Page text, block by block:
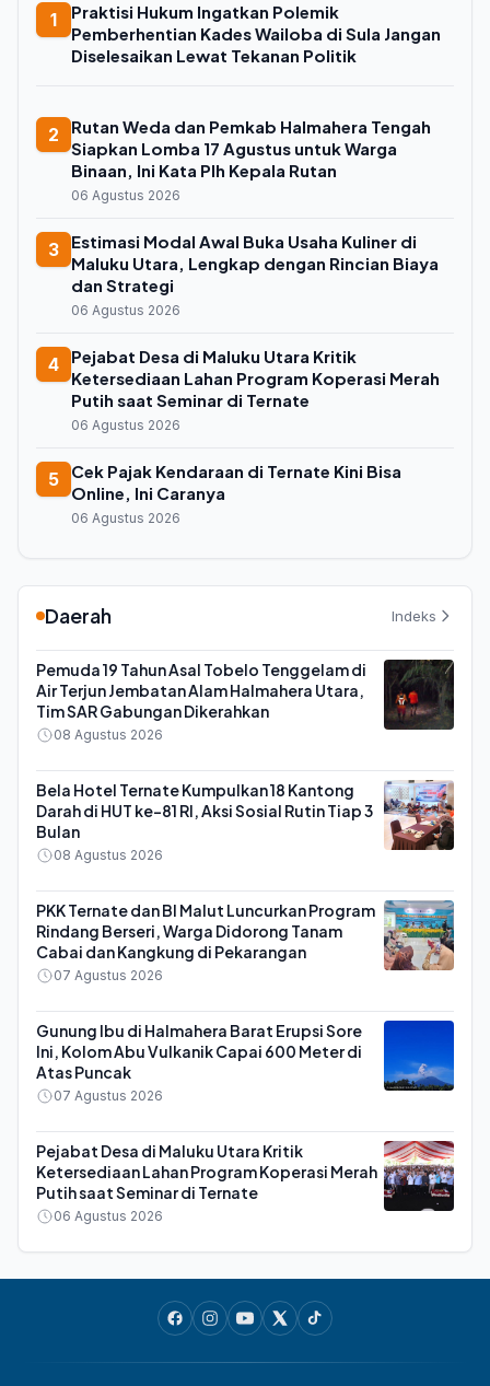
1
Praktisi Hukum Ingatkan Polemik
Pemberhentian Kades Wailoba di Sula Jangan
Diselesaikan Lewat Tekanan Politik
2
Rutan Weda dan Pemkab Halmahera Tengah
Siapkan Lomba 17 Agustus untuk Warga
Binaan, Ini Kata Plh Kepala Rutan
06 Agustus 2026
3
Estimasi Modal Awal Buka Usaha Kuliner di
Maluku Utara, Lengkap dengan Rincian Biaya
dan Strategi
06 Agustus 2026
4
Pejabat Desa di Maluku Utara Kritik
Ketersediaan Lahan Program Koperasi Merah
Putih saat Seminar di Ternate
06 Agustus 2026
5
Cek Pajak Kendaraan di Ternate Kini Bisa
Online, Ini Caranya
06 Agustus 2026
Daerah Indeks
Pemuda 19 Tahun Asal Tobelo Tenggelam di
Air Terjun Jembatan Alam Halmahera Utara,
Tim SAR Gabungan Dikerahkan
08 Agustus 2026
Bela Hotel Ternate Kumpulkan 18 Kantong
Darah di HUT ke-81 RI, Aksi Sosial Rutin Tiap 3
Bulan
08 Agustus 2026
PKK Ternate dan BI Malut Luncurkan Program
Rindang Berseri, Warga Didorong Tanam
Cabai dan Kangkung di Pekarangan
07 Agustus 2026
Gunung Ibu di Halmahera Barat Erupsi Sore
Ini, Kolom Abu Vulkanik Capai 600 Meter di
Atas Puncak
07 Agustus 2026
Pejabat Desa di Maluku Utara Kritik
Ketersediaan Lahan Program Koperasi Merah
Putih saat Seminar di Ternate
06 Agustus 2026